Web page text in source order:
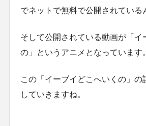
でネットで無料で公開されている
そして公開されている動画が「イ
の」というアニメとなっています。
この「イーブイどこへいくの」の
していきますね。